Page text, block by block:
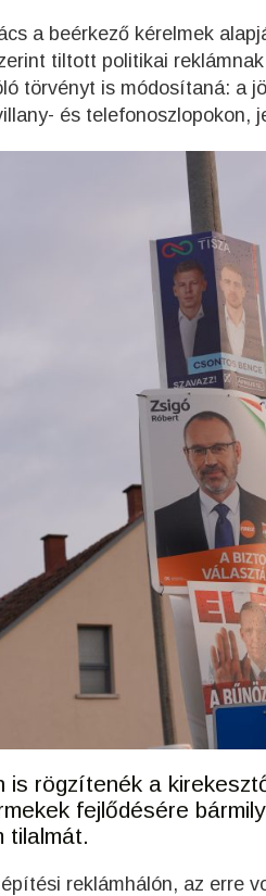
a beérkező kérelmek
tiltott politikai
törvényt is módosítaná: a
és telefonoszlopokon,
rögzítenék a
fejlődésére
tilalmát.
reklámhálón, az erre